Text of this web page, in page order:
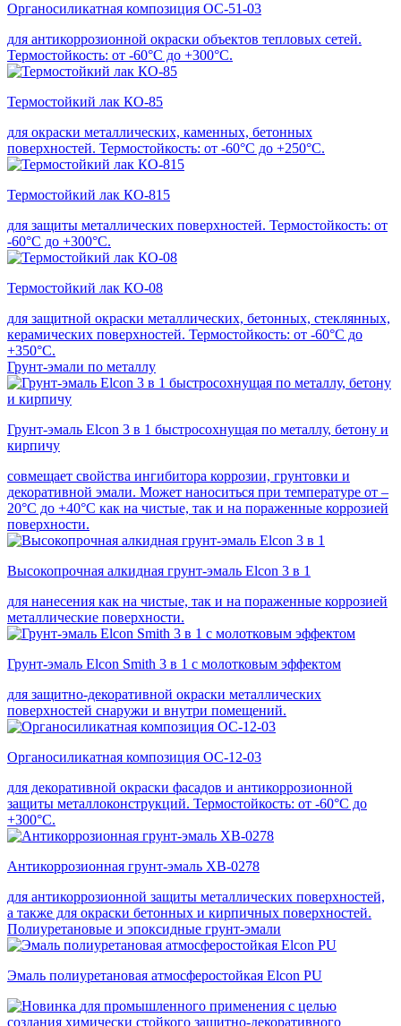
Органосиликатная композиция ОС-51-03
для антикоррозионной окраски объектов тепловых сетей.
Термостойкость: от -60°С до +300°С.
Термостойкий лак КО-85
для окраски металлических, каменных, бетонных
поверхностей. Термостойкость: от -60°С до +250°С.
Термостойкий лак КО-815
для защиты металлических поверхностей. Термостойкость: от
-60°С до +300°С.
Термостойкий лак КО-08
для защитной окраски металлических, бетонных, стеклянных,
керамических поверхностей. Термостойкость: от -60°С до
+350°С.
Грунт-эмали по металлу
Грунт-эмаль Elcon 3 в 1 быстросохнущая по металлу, бетону и
кирпичу
совмещает свойства ингибитора коррозии, грунтовки и
декоративной эмали. Может наноситься при температуре от –
20°С до +40°С как на чистые, так и на пораженные коррозией
поверхности.
Высокопрочная алкидная грунт-эмаль Elcon 3 в 1
для нанесения как на чистые, так и на пораженные коррозией
металлические поверхности.
Грунт-эмаль Elcon Smith 3 в 1 с молотковым эффектом
для защитно-декоративной окраски металлических
поверхностей снаружи и внутри помещений.
Органосиликатная композиция ОС-12-03
для декоративной окраски фасадов и антикоррозионной
защиты металлоконструкций. Термостойкость: от -60°С до
+300°С.
Антикоррозионная грунт-эмаль ХВ-0278
для антикоррозионной защиты металлических поверхностей,
а также для окраски бетонных и кирпичных поверхностей.
Полиуретановые и эпоксидные грунт-эмали
Эмаль полиуретановая атмосферостойкая Elcon PU
для промышленного применения с целью
создания химически стойкого защитно-декоративного